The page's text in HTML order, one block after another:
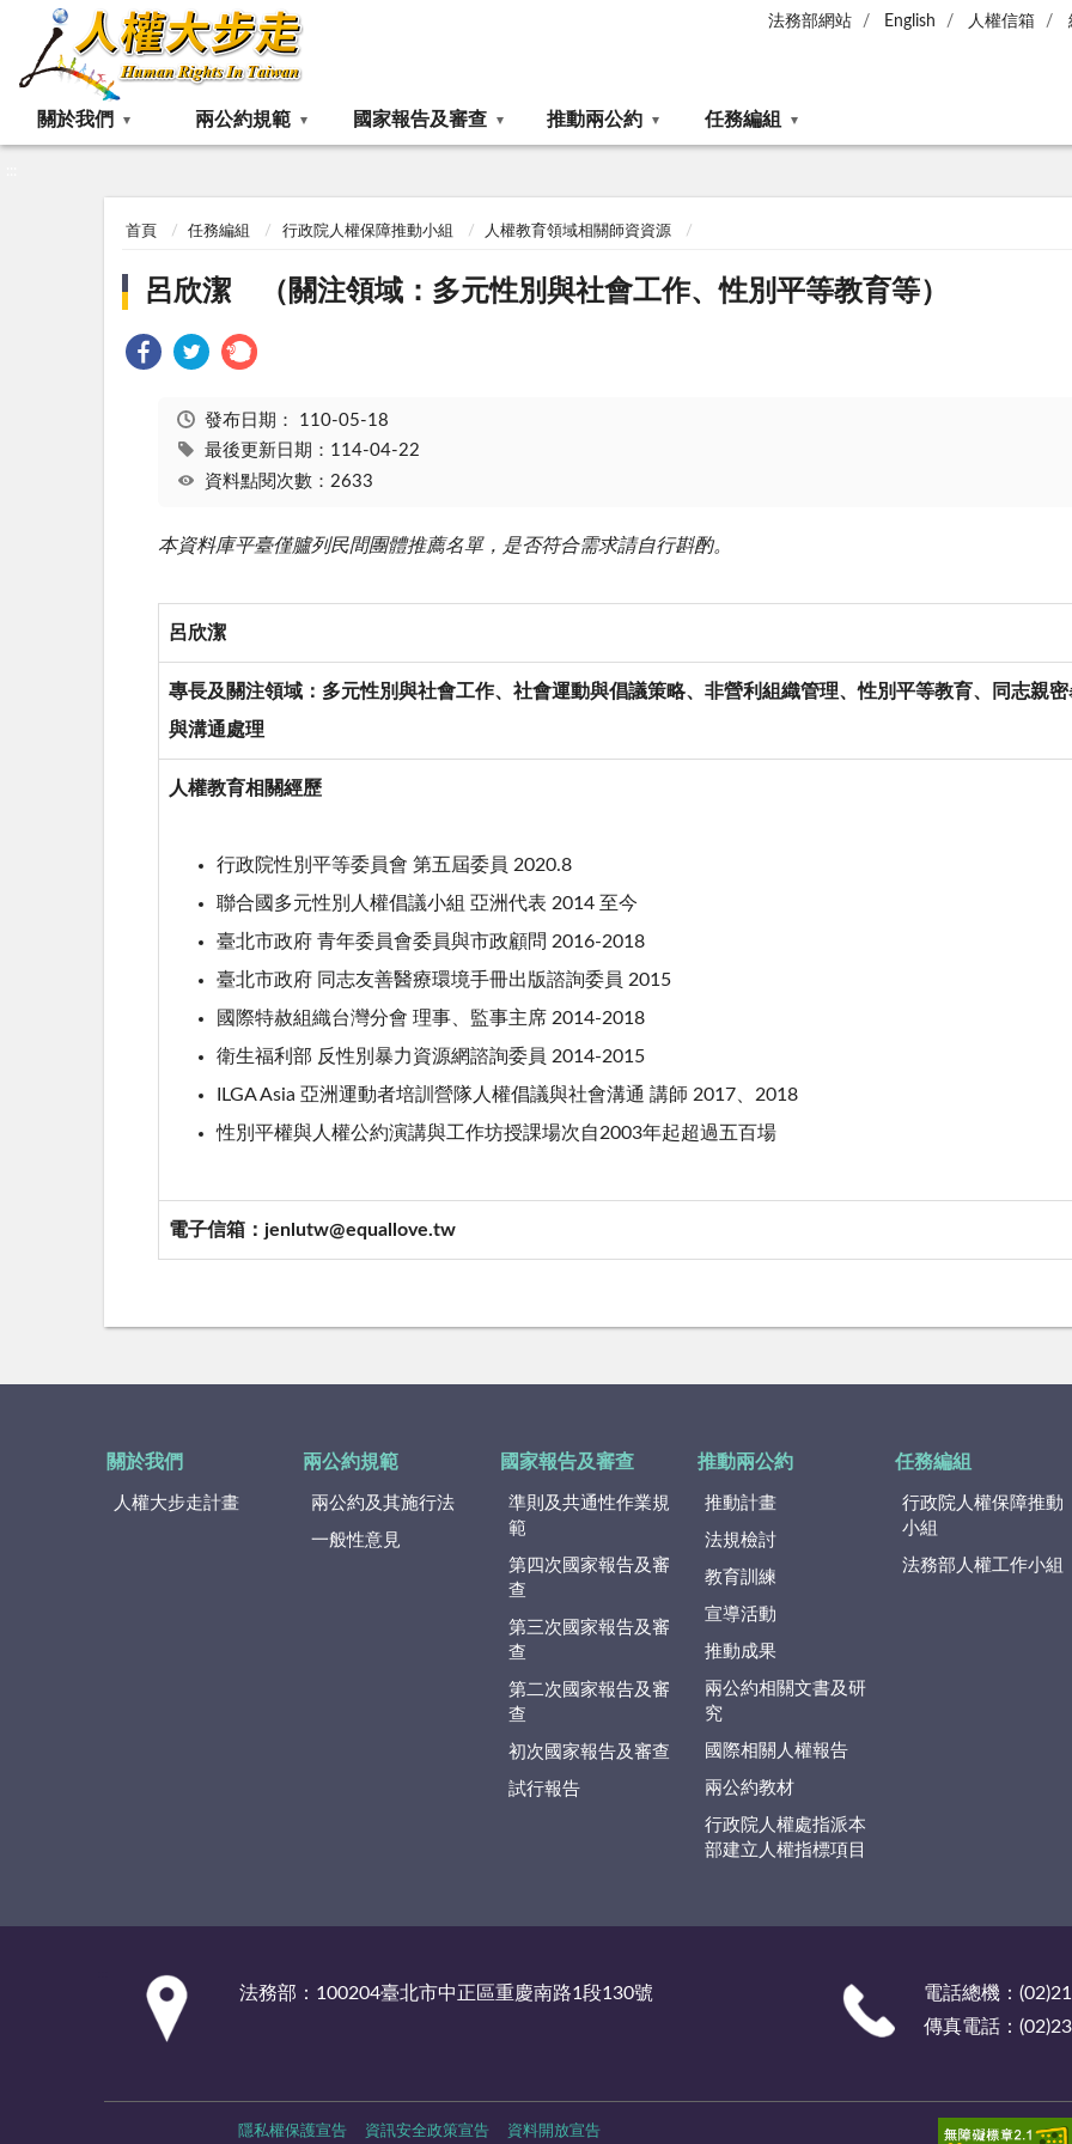
法務部網站 English 人權信箱
關於我們 兩公約規範 國家報告及審查 推動兩公約 任務編組
首頁 任務編組 行政院人權保障推動小組 人權教育領域相關師資資源
呂欣潔 （關注領域：多元性別與社會工作、性別平等教育等）
發布日期： 110-05-18
最後更新日期：114-04-22
資料點閱次數：2633
本資料庫平臺僅臚列民間團體推薦名單，是否符合需求請自行斟酌。
呂欣潔
專長及關注領域：多元性別與社會工作、社會運動與倡議策略、非營利組織管理、性別平等教育、同志親
與溝通處理
人權教育相關經歷
行政院性別平等委員會 第五屆委員 2020.8
聯合國多元性別人權倡議小組 亞洲代表 2014 至今
臺北市政府 青年委員會委員與市政顧問 2016-2018
臺北市政府 同志友善醫療環境手冊出版諮詢委員 2015
國際特赦組織台灣分會 理事、監事主席 2014-2018
衛生福利部 反性別暴力資源網諮詢委員 2014-2015
ILGA Asia 亞洲運動者培訓營隊人權倡議與社會溝通 講師 2017、2018
性別平權與人權公約演講與工作坊授課場次自2003年起超過五百場
電子信箱：jenlutw@equallove.tw
關於我們
人權大步走計畫
兩公約規範
兩公約及其施行法
一般性意見
國家報告及審查
準則及共通性作業規
範
第四次國家報告及審
查
第三次國家報告及審
查
第二次國家報告及審
查
初次國家報告及審查
試行報告
推動兩公約
推動計畫
法規檢討
教育訓練
宣導活動
推動成果
兩公約相關文書及研
究
國際相關人權報告
兩公約教材
行政院人權處指派本
部建立人權指標項目
任務編組
行政院人權保障推動
小組
法務部人權工作小組
法務部：100204臺北市中正區重慶南路1段130號
電話總機：
傳真電話：
隱私權保護宣告 資訊安全政策宣告 資料開放宣告